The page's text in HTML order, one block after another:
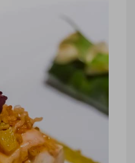
Plage, île
Plage, île Maurice